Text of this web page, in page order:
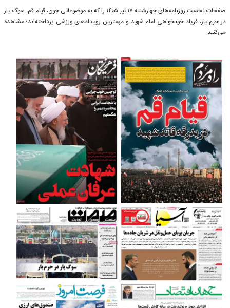
صفحات نخست روزنامه‌های چهارشنبه ۱۷ تیر ۱۴۰۵ را که به موضوعاتی چون، قیام قم، سوگ یار
در حرم یار، فریاد خونخواهی امام شهید و مهمترین رویداد‌های ورزشی پرداخته‌اند؛ مشاهده
می‌کنید.